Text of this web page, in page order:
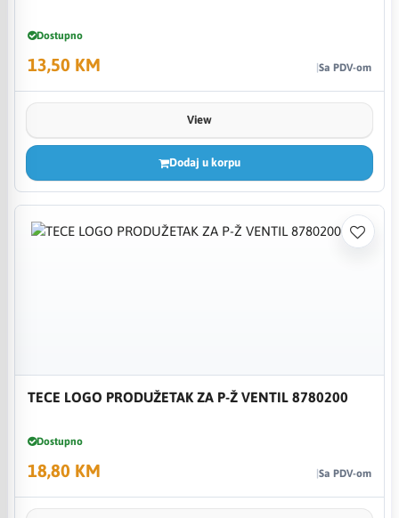
Dostupno
13,50 KM Sa PDV-om
View
Dodaj u korpu
TECE LOGO PRODUŽETAK ZA P-Ž VENTIL 8780200
Dostupno
18,80 KM Sa PDV-om